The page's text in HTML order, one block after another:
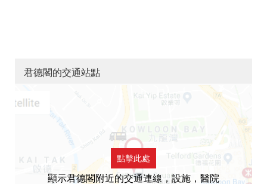
君德閣的交通站點
點擊此處
顯示君德閣附近的交通連線，設施，醫院